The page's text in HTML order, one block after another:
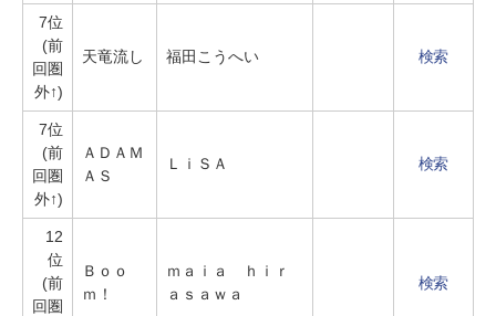
7位
(前
回圏
外↑)
天竜流し 福田こうへい 検索
7位
(前
回圏
外↑)
ＡＤＡＭ
ＡＳ
ＬｉＳＡ 検索
12
位
(前
回圏
Ｂｏｏ
ｍ！
ｍａｉａ ｈｉｒ
ａｓａｗａ
検索